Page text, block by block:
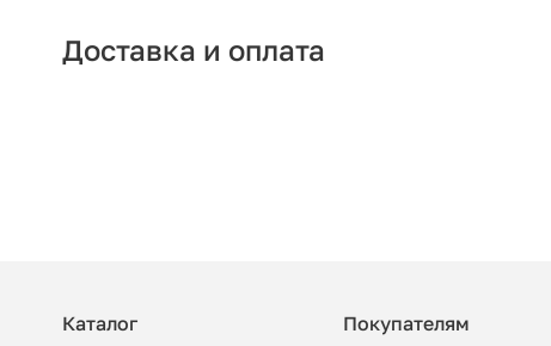
Доставка и оплата
Каталог Покупателям